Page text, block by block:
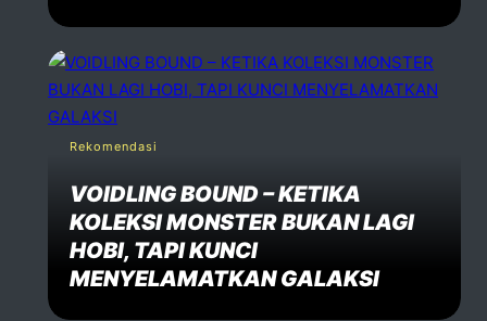
Rekomendasi
VOIDLING BOUND – KETIKA
KOLEKSI MONSTER BUKAN LAGI
HOBI, TAPI KUNCI
MENYELAMATKAN GALAKSI